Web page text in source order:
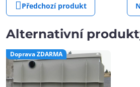
Předchozí produkt
Alternativní
Doprava ZDARMA